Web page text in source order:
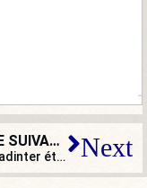
ARTICLE SUIVANT
Robert Badinter était contre l’euthanasie… mais ça, pas question d’en parler Next